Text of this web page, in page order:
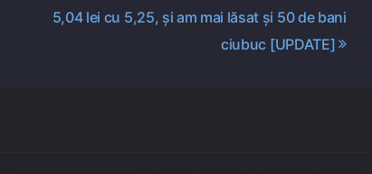
5,04 lei cu 5,25, și am mai lăsat și 50 de bani
ciubuc [UPDATE]